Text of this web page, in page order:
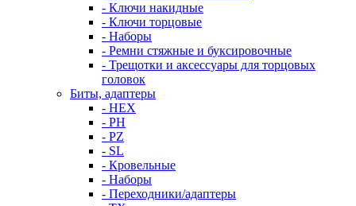
- Ключи накидные
- Ключи торцовые
- Наборы
- Ремни стяжные и буксировочные
- Трещотки и аксессуары для торцовых
головок
Биты, адаптеры
- HEX
- PH
- PZ
- SL
- Кровельные
- Наборы
- Переходники/адаптеры